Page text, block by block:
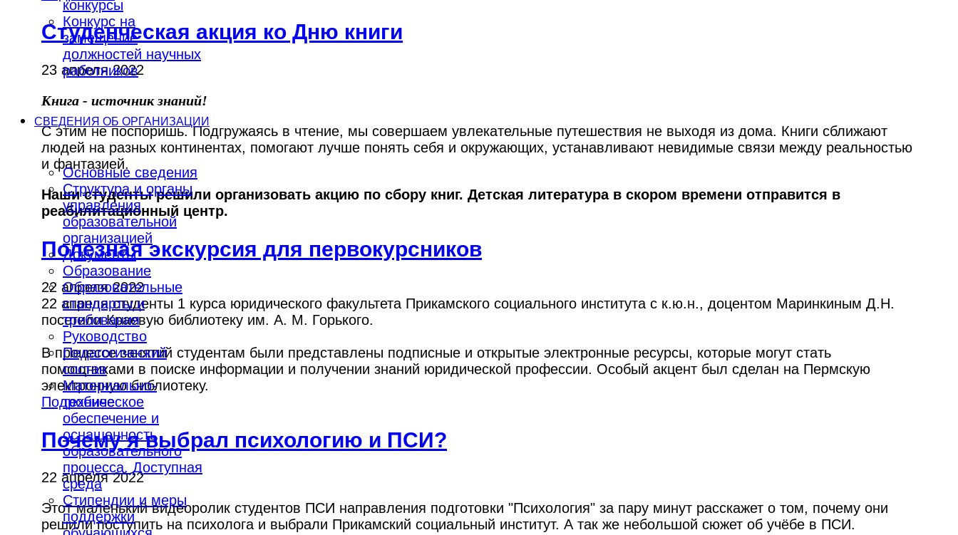
конкурсы
Конкурс на
замещение
должностей научных
работников
СВЕДЕНИЯ ОБ ОРГАНИЗАЦИИ
Основные сведения
Структура и органы
управления
образовательной
организацией
Документы
Образование
Образовательные
стандарты и
требования
Руководство
Педагогический
состав
Материально-
техническое
обеспечение и
оснащенность
образовательного
процесса. Доступная
среда
Стипендии и меры
поддержки
Студенческая акция ко Дню книги
23 апреля 2022
Книга - источник знаний!
С этим не поспоришь. Подгружаясь в чтение, мы совершаем увлекательные путешествия не выходя из дома. Книги сближают
людей на разных континентах, помогают лучше понять себя и окружающих, устанавливают невидимые связи между реальностью
и фантазией.
Наши студенты решили организовать акцию по сбору книг. Детская литература в скором времени отправится в
реабилитационный центр.
Полезная экскурсия для первокурсников
22 апреля 2022
22 апреля студенты 1 курса юридического факультета Прикамского социального института с к.ю.н., доцентом Маринкиным Д.Н.
посетили Краевую библиотеку им. А. М. Горького.
В процессе занятий студентам были представлены подписные и открытые электронные ресурсы, которые могут стать
помощниками в поиске информации и получении знаний юридической профессии. Особый акцент был сделан на Пермскую
электронную библиотеку.
Подробнее
Почему я выбрал психологию и ПСИ?
22 апреля 2022
Этот маленький видеоролик студентов ПСИ направления подготовки "Психология" за пару минут расскажет о том, почему они
решили поступить на психолога и выбрали Прикамский социальный институт. А так же небольшой сюжет об учёбе в ПСИ.